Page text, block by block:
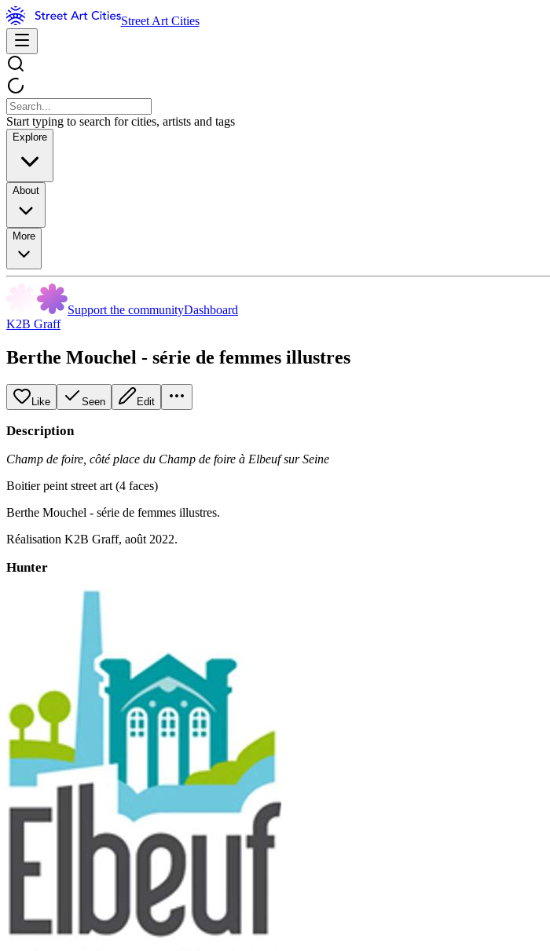
Street Art Cities
Start typing to search for cities, artists and tags
Explore
About
More
Support the communityDashboard
K2B Graff
Berthe Mouchel - série de femmes illustres
Like Seen Edit
Description
Champ de foire, côté place du Champ de foire à Elbeuf sur Seine
Boitier peint street art (4 faces)
Berthe Mouchel - série de femmes illustres.
Réalisation K2B Graff, août 2022.
Hunter